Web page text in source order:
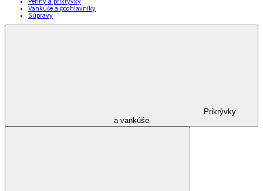
Vankúše a podhlavníky
Súpravy
Prikrývky
a vankúše